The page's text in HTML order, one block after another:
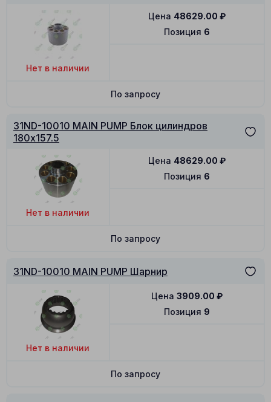
Нет в наличии
Позиция 6
Цена 48629.00 ₽
По запросу
31ND-10010 MAIN PUMP Блок цилиндров
180x157.5
Нет в наличии
Позиция 6
Цена 48629.00 ₽
По запросу
31ND-10010 MAIN PUMP Шарнир
Нет в наличии
Позиция 9
Цена 3909.00 ₽
По запросу